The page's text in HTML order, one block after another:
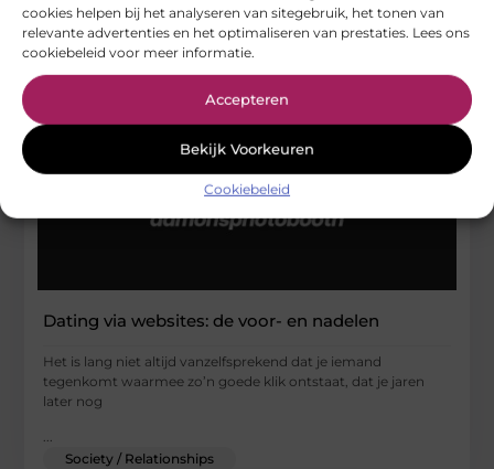
cookies helpen bij het analyseren van sitegebruik, het tonen van
relevante advertenties en het optimaliseren van prestaties. Lees ons
cookiebeleid voor meer informatie.
Accepteren
Bekijk Voorkeuren
Cookiebeleid
Dating via websites: de voor- en nadelen
Het is lang niet altijd vanzelfsprekend dat je iemand
tegenkomt waarmee zo’n goede klik ontstaat, dat je jaren
later nog
...
Society / Relationships